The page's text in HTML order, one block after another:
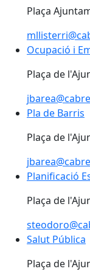
Plaça
Ocupació i
Ocupació i
Plaça de
Pla de Barris
Pla de Barris
Plaça de
Planificació
Planificació
Plaça de
Salut Pública
Salut Pública
Plaça de